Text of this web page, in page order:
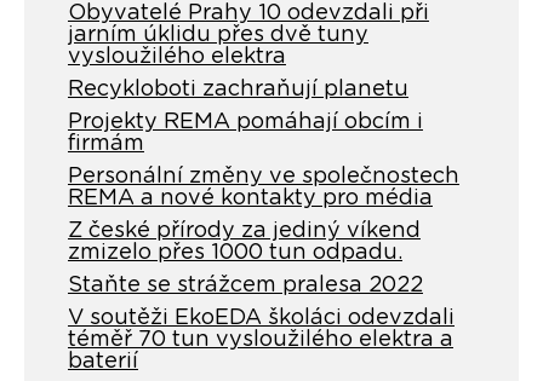
Obyvatelé Prahy 10 odevzdali při
jarním úklidu přes dvě tuny
vysloužilého elektra
Recykloboti zachraňují planetu
Projekty REMA pomáhají obcím i
firmám
Personální změny ve společnostech
REMA a nové kontakty pro média
Z české přírody za jediný víkend
zmizelo přes 1000 tun odpadu.
Staňte se strážcem pralesa 2022
V soutěži EkoEDA školáci odevzdali
téměř 70 tun vysloužilého elektra a
baterií